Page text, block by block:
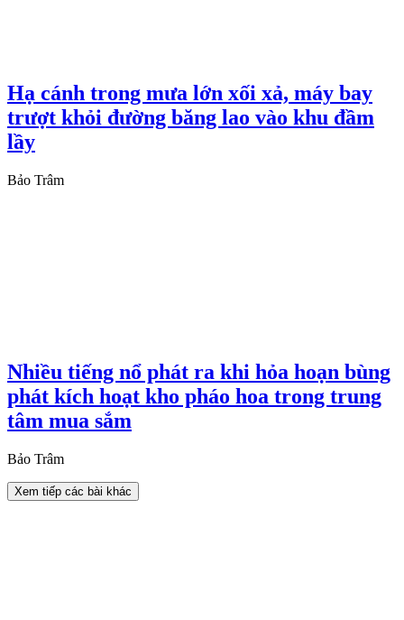
Hạ cánh trong mưa lớn xối xả, máy bay
trượt khỏi đường băng lao vào khu đầm
lầy
Bảo Trâm
Nhiều tiếng nổ phát ra khi hỏa hoạn bùng
phát kích hoạt kho pháo hoa trong trung
tâm mua sắm
Bảo Trâm
Xem tiếp các bài khác